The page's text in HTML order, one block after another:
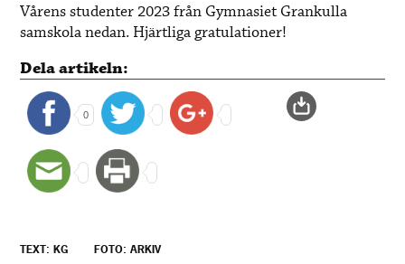
Vårens studenter 2023 från Gymnasiet Grankulla
samskola nedan. Hjärtliga gratulationer!
Dela artikeln:
0
TEXT: KG FOTO: ARKIV